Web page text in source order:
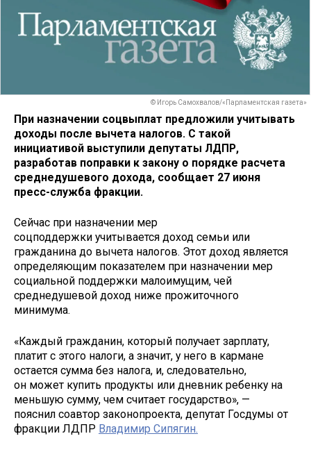
© Игорь Самохвалов/«Парламентская газета»
При назначении соцвыплат предложили учитывать
доходы после вычета налогов. С такой
инициативой выступили депутаты ЛДПР,
разработав поправки к закону о порядке расчета
среднедушевого дохода, сообщает 27 июня
пресс-служба фракции.
Сейчас при назначении мер
соцподдержки учитывается доход семьи или
гражданина до вычета налогов. Этот доход является
определяющим показателем при назначении мер
социальной поддержки малоимущим, чей
среднедушевой доход ниже прожиточного
минимума.
«Каждый гражданин, который получает зарплату,
платит с этого налоги, а значит, у него в кармане
остается сумма без налога, и, следовательно,
он может купить продукты или дневник ребенку на
меньшую сумму, чем считает государство», —
пояснил соавтор законопроекта, депутат Госдумы от
фракции ЛДПР Владимир Сипягин.